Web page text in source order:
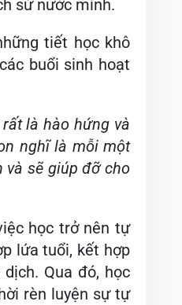
sử nước mình.
tiết học khô
buổi sinh hoạt
là hào hứng và
nghĩ là mỗi một
và sẽ giúp đỡ cho
học trở nên tự
lứa tuổi, kết hợp
Qua đó, học
rèn luyện sự tự